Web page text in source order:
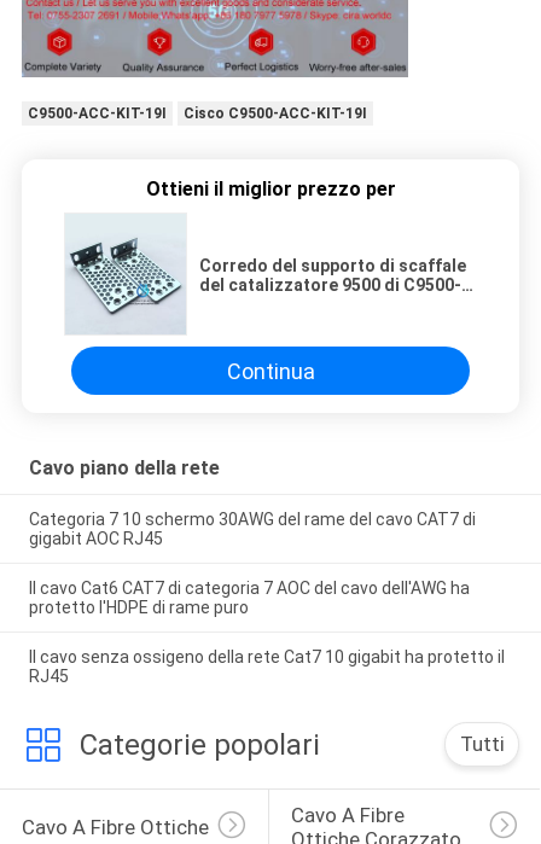
C9500-ACC-KIT-19I Cisco C9500-ACC-KIT-19I
Ottieni il miglior prezzo per
Corredo del supporto di scaffale
del catalizzatore 9500 di C9500-
Continua
Cavo piano della rete
Categoria 7 10 schermo 30AWG del rame del cavo CAT7 di
gigabit AOC RJ45
Il cavo Cat6 CAT7 di categoria 7 AOC del cavo dell'AWG ha
protetto l'HDPE di rame puro
Il cavo senza ossigeno della rete Cat7 10 gigabit ha protetto il
RJ45
Categorie popolari Tutti
Cavo A Fibre Ottiche
Cavo A Fibre